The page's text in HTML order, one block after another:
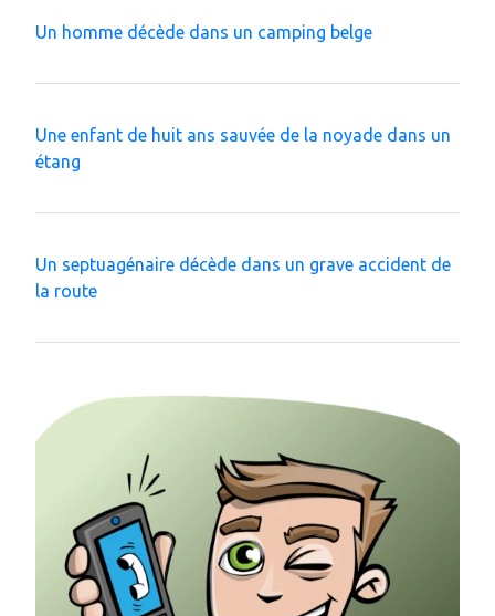
Un homme décède dans un camping belge
Une enfant de huit ans sauvée de la noyade dans un
étang
Un septuagénaire décède dans un grave accident de
la route